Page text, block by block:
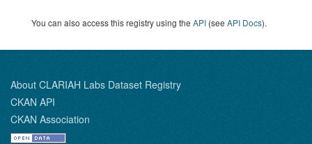
You can also access this registry using the API (see API Docs).
About CLARIAH Labs Dataset Registry
CKAN API
CKAN Association